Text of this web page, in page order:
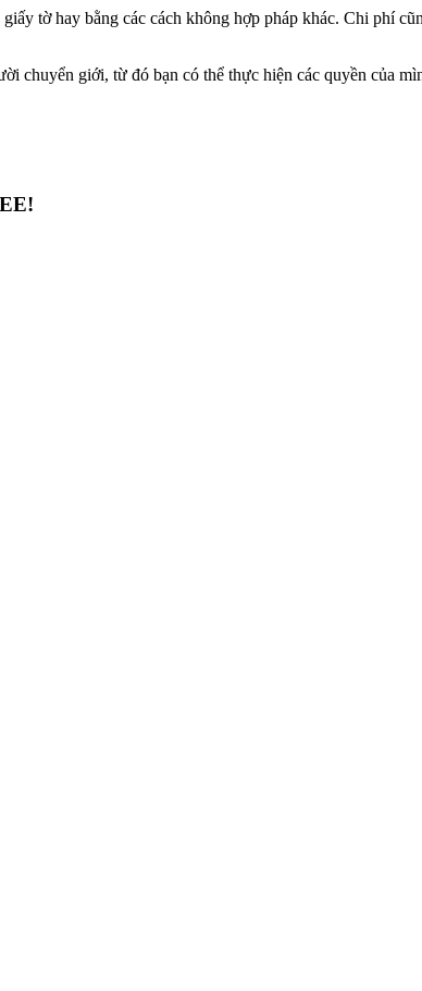
tờ hay bằng các cách không hợp pháp khác. Chi phí
chuyển giới, từ đó bạn có thể thực hiện các quyền của